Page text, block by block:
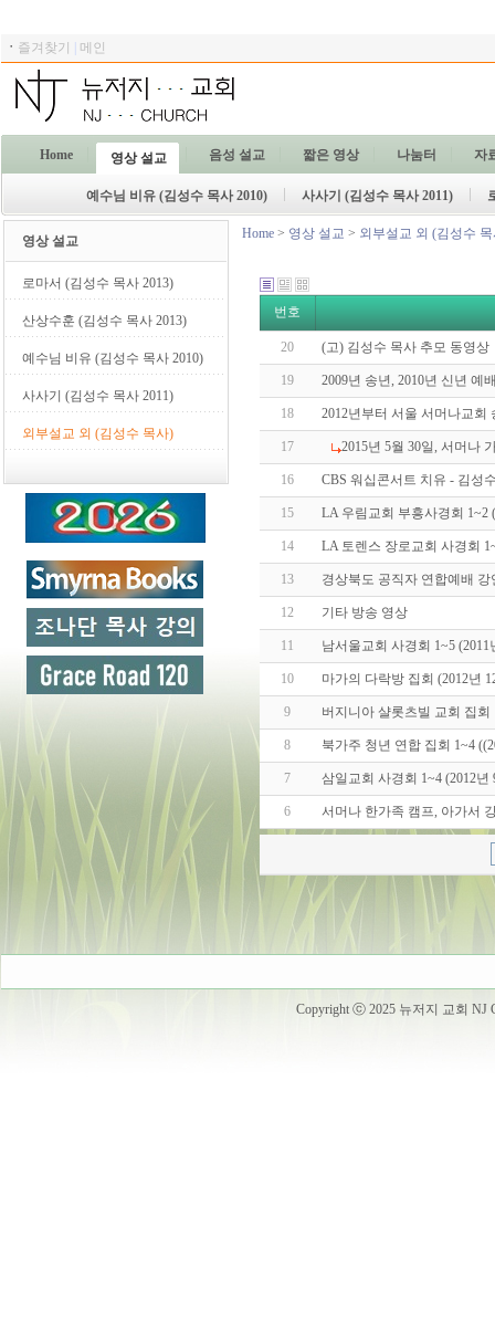
ㆍ 즐겨찾기 메인
Home 영상 설교 음성 설교 짧은 영상 나눔터 자
예수님 비유 (김성수 목사 2010) 사사기 (김성수 목사 2011)
영상 설교
로마서 (김성수 목사 2013)
산상수훈 (김성수 목사 2013)
예수님 비유 (김성수 목사 2010)
사사기 (김성수 목사 2011)
외부설교 외 (김성수 목사)
Home > 영상 설교 > 외부설교 외 (김성수
번호
20 (고) 김성수 목사 추모 동영상
19 2009년 송년, 2010년 신년 예
18 2012년부터 서울 서머나교회
17 2015년 5월 30일, 서머나
16 CBS 워십콘서트 치유 - 김성
15 LA 우림교회 부흥사경회 1~2
14 LA 토렌스 장로교회 사경회
13 경상북도 공직자 연합예배 강
12 기타 방송 영상
11 남서울교회 사경회 1~5 (2011
10 마가의 다락방 집회 (2012년
9 버지니아 샬롯츠빌 교회 집회
8 북가주 청년 연합 집회 1~4
7 삼일교회 사경회 1~4 (2012년
6 서머나 한가족 캠프, 아가서
Copyright ⓒ 2025 뉴저지 교회 NJ